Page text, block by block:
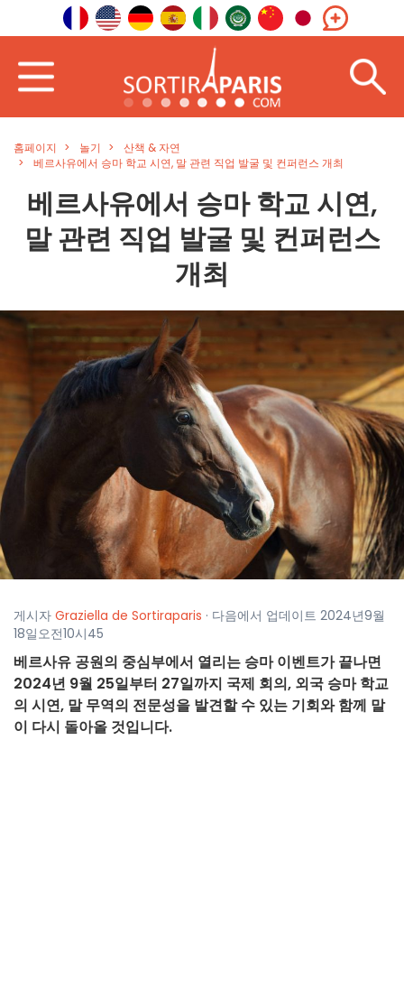
홈페이지 놀기
산책 & 자연
베르사유에서 승마 학교 시연, 말 관련 직업 발굴 및 컨퍼런스 개최
베르사유에서 승마 학교 시연,
말 관련 직업 발굴 및 컨퍼런스
개최
게시자 Graziella de Sortiraparis · 다음에서 업데이트 2024년9월
18일오전10시45
베르사유 공원의 중심부에서 열리는 승마 이벤트가 끝나면
2024년 9월 25일부터 27일까지 국제 회의, 외국 승마 학교
의 시연, 말 무역의 전문성을 발견할 수 있는 기회와 함께 말
이 다시 돌아올 것입니다.